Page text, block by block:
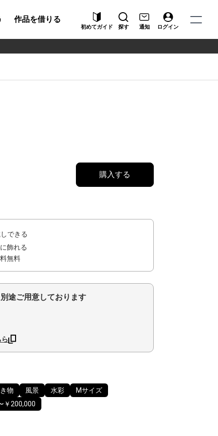
作品を借りる
初めてガイド 探す 通知 ログイン
購入する
できる
飾れる
無料
途ご用意しております
物 風景 水彩
Mサイズ
￥200,000